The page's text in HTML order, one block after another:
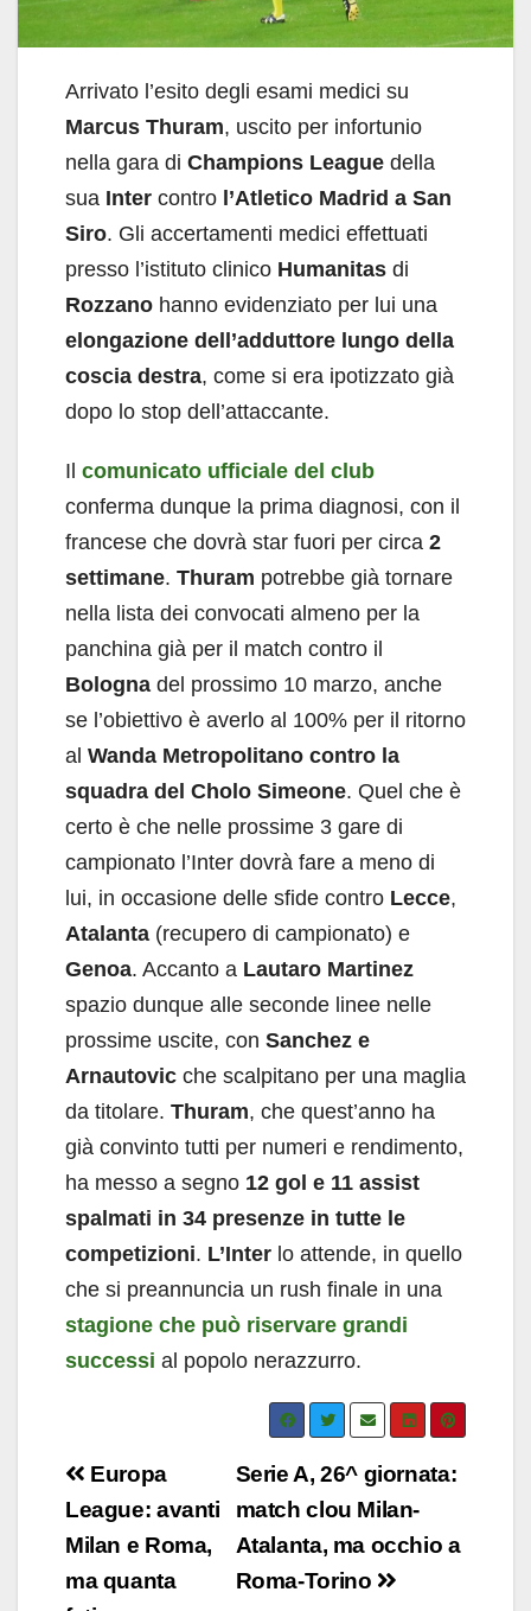
Arrivato l’esito degli esami medici su
Marcus Thuram, uscito per infortunio
nella gara di Champions League della
sua Inter contro l’Atletico Madrid a San
Siro. Gli accertamenti medici effettuati
presso l’istituto clinico Humanitas di
Rozzano hanno evidenziato per lui una
elongazione dell’adduttore lungo della
coscia destra, come si era ipotizzato già
dopo lo stop dell’attaccante.
Il comunicato ufficiale del club
conferma dunque la prima diagnosi, con il
francese che dovrà star fuori per circa 2
settimane. Thuram potrebbe già tornare
nella lista dei convocati almeno per la
panchina già per il match contro il
Bologna del prossimo 10 marzo, anche
se l’obiettivo è averlo al 100% per il ritorno
al Wanda Metropolitano contro la
squadra del Cholo Simeone. Quel che è
certo è che nelle prossime 3 gare di
campionato l’Inter dovrà fare a meno di
lui, in occasione delle sfide contro Lecce,
Atalanta (recupero di campionato) e
Genoa. Accanto a Lautaro Martinez
spazio dunque alle seconde linee nelle
prossime uscite, con Sanchez e
Arnautovic che scalpitano per una maglia
da titolare. Thuram, che quest’anno ha
già convinto tutti per numeri e rendimento,
ha messo a segno 12 gol e 11 assist
spalmati in 34 presenze in tutte le
competizioni. L’Inter lo attende, in quello
che si preannuncia un rush finale in una
stagione che può riservare grandi
successi al popolo nerazzurro.
Navigazione
articoli
Serie A, 26^ giornata:
match clou Milan-
Atalanta, ma occhio a
Roma-Torino
Europa
League: avanti
Milan e Roma,
ma quanta